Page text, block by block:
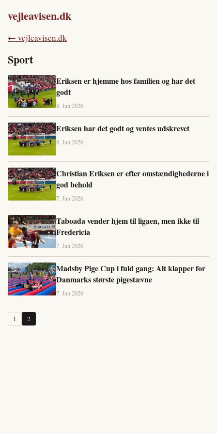
vejleavisen.dk
← vejleavisen.dk
Sport
Eriksen er hjemme hos familien og har det
godt
8. Jun 2026
Eriksen har det godt og ventes udskrevet
8. Jun 2026
Christian Eriksen er efter omstændighederne i
god behold
7. Jun 2026
Taboada vender hjem til ligaen, men ikke til
Fredericia
7. Jun 2026
Madsby Pige Cup i fuld gang: Alt klapper for
Danmarks største pigestævne
7. Jun 2026
1 2